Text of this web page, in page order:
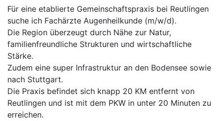
Für eine etablierte Gemeinschaftspraxis bei Reutlingen
suche ich Fachärzte Augenheilkunde (m/w/d).
Die Region überzeugt durch Nähe zur Natur,
familienfreundliche Strukturen und wirtschaftliche
Stärke.
Zudem eine super Infrastruktur an den Bodensee sowie
nach Stuttgart.
Die Praxis befindet sich knapp 20 KM entfernt von
Reutlingen und ist mit dem PKW in unter 20 Minuten zu
erreichen.